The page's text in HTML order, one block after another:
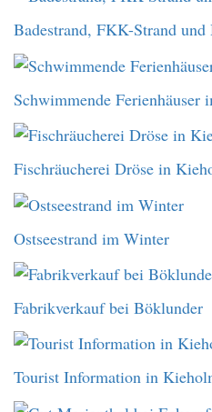
Badestrand, FKK-Strand und
Schwimmende Ferienhäuser
Fischräucherei Dröse in
Ostseestrand im Winter
Fabrikverkauf bei Böklunder
Tourist Information in